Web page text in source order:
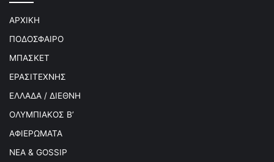
ΑΡΧΙΚΗ
ΠΟΔΟΣΦΑΙΡΟ
ΜΠΑΣΚΕΤ
ΕΡΑΣΙΤΕΧΝΗΣ
ΕΛΛΑΔΑ / ΔΙΕΘΝΗ
ΟΛΥΜΠΙΑΚΟΣ Β’
ΑΦΙΕΡΩΜΑΤΑ
ΝΕΑ & GOSSIP